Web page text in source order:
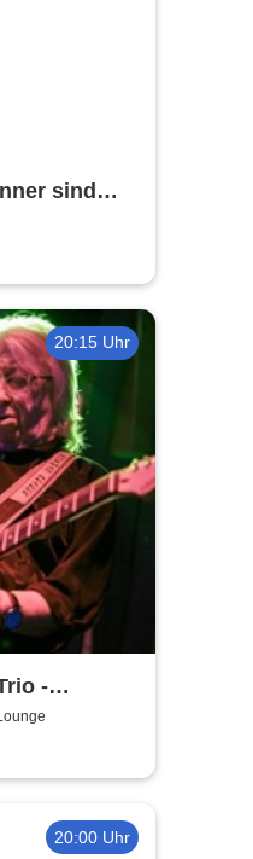
sind
20:15 Uhr
-
20:00 Uhr